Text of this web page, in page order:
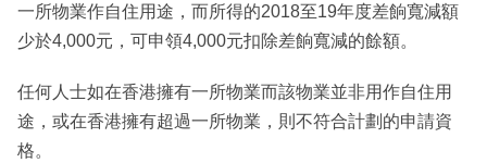
一所物業作自住用途，而所得的2018至19年度差餉寬減額
少於4,000元，可申領4,000元扣除差餉寬減的餘額。
任何人士如在香港擁有一所物業而該物業並非用作自住用
途，或在香港擁有超過一所物業，則不符合計劃的申請資
格。